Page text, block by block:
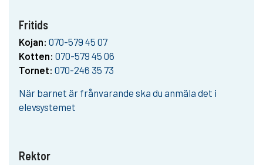
Fritids
Kojan: 070-579 45 07
Kotten: 070-579 45 06
Tornet: 070-246 35 73
När barnet är frånvarande ska du anmäla det i
elevsystemet
Rektor